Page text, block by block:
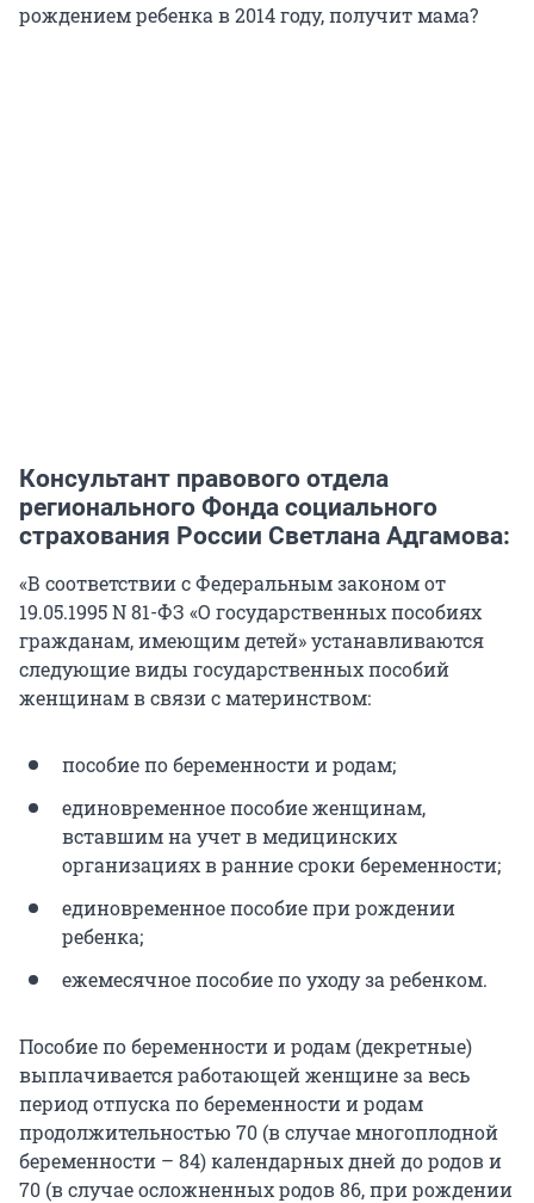
рождением ребенка в 2014 году, получит мама?
Консультант правового отдела
регионального Фонда социального
страхования России Светлана Адгамова:
«В соответствии с Федеральным законом от
19.05.1995 N 81-ФЗ «О государственных пособиях
гражданам, имеющим детей» устанавливаются
следующие виды государственных пособий
женщинам в связи с материнством:
пособие по беременности и родам;
единовременное пособие женщинам,
вставшим на учет в медицинских
организациях в ранние сроки беременности;
единовременное пособие при рождении
ребенка;
ежемесячное пособие по уходу за ребенком.
Пособие по беременности и родам (декретные)
выплачивается работающей женщине за весь
период отпуска по беременности и родам
продолжительностью 70 (в случае многоплодной
беременности – 84) календарных дней до родов и
70 (в случае осложненных родов 86, при рождении